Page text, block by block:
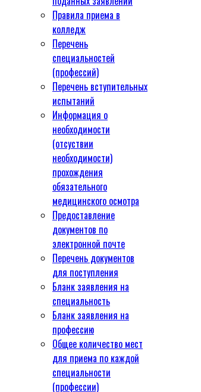
Правила приема в
колледж
Перечень
специальностей
(профессий)
Перечень вступительных
испытаний
Информация о
необходимости
(отсуствии
необходимости)
прохождения
обязательного
медицинского осмотра
Предоставление
документов по
электронной почте
Перечень документов
для поступления
Бланк заявления на
специальность
Бланк заявления на
профессию
Общее количество мест
для приема по каждой
специальности
(профессии)